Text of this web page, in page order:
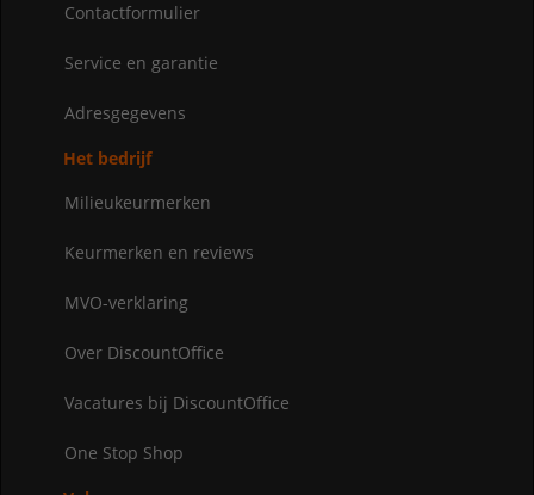
Contactformulier
Service en garantie
Adresgegevens
Het bedrijf
Milieukeurmerken
Keurmerken en reviews
MVO-verklaring
Over DiscountOffice
Vacatures bij DiscountOffice
One Stop Shop